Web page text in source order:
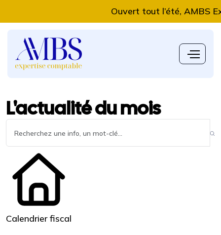
Ouvert tout l’été, AMBS
L'actualité du mois
Calendrier fiscal